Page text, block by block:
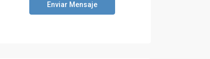
Enviar Mensaje